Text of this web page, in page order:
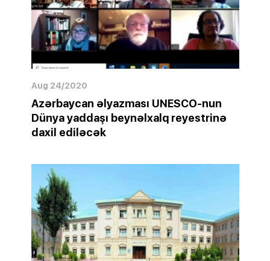
Aug 24/2020
Azərbaycan əlyazması UNESCO-nun
Dünya yaddaşı beynəlxalq reyestrinə
daxil ediləcək